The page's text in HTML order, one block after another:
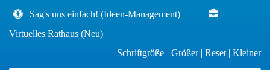
Sag's uns einfach! (Ideen-Management)
Virtuelles Rathaus (Neu)
Schriftgröße Größer| Reset | Kleiner